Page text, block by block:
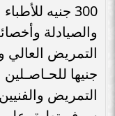
300 جنيه
والصيادلة
جنيها
التمريض